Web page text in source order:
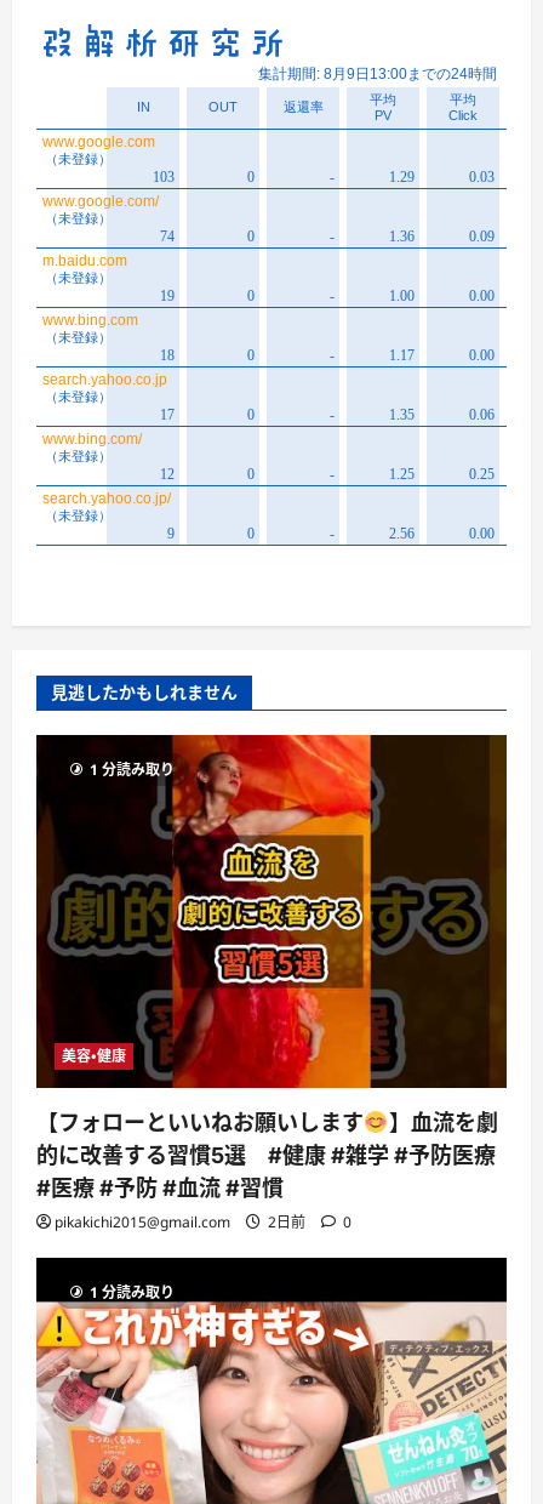
見逃したかもしれません
1 分読み取り
美容・健康
【フォローといいねお願いします
】血流を劇
的に改善する習慣5選 #健康 #雑学 #予防医療
#医療 #予防 #血流 #習慣
pikakichi2015@gmail.com 2日前 0
1 分読み取り